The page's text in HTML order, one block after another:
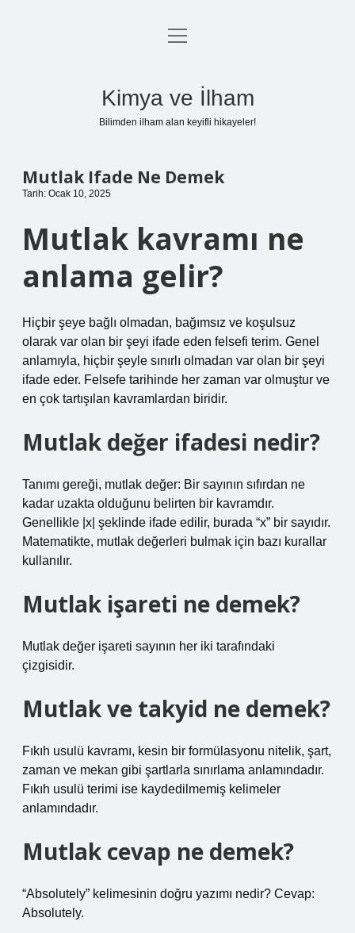
Anasayfa
menüyü
Kimya ve İlham
Bilimden ilham alan keyifli hikayeler!
Mutlak Ifade Ne Demek
Tarih: Ocak 10, 2025
Mutlak kavramı ne
anlama gelir?
Hiçbir şeye bağlı olmadan, bağımsız ve koşulsuz
olarak var olan bir şeyi ifade eden felsefi terim. Genel
anlamıyla, hiçbir şeyle sınırlı olmadan var olan bir şeyi
ifade eder. Felsefe tarihinde her zaman var olmuştur ve
en çok tartışılan kavramlardan biridir.
Mutlak değer ifadesi nedir?
Tanımı gereği, mutlak değer: Bir sayının sıfırdan ne
kadar uzakta olduğunu belirten bir kavramdır.
Genellikle |x| şeklinde ifade edilir, burada “x” bir sayıdır.
Matematikte, mutlak değerleri bulmak için bazı kurallar
kullanılır.
Mutlak işareti ne demek?
Mutlak değer işareti sayının her iki tarafındaki ‍
çizgisidir.
Mutlak ve takyid ne demek?
Fıkıh usulü kavramı, kesin bir formülasyonu nitelik, şart,
zaman ve mekan gibi şartlarla sınırlama anlamındadır.
Fıkıh usulü terimi ise kaydedilmemiş kelimeler
anlamındadır.
Mutlak cevap ne demek?
“Absolutely” kelimesinin doğru yazımı nedir? Cevap:
Absolutely.